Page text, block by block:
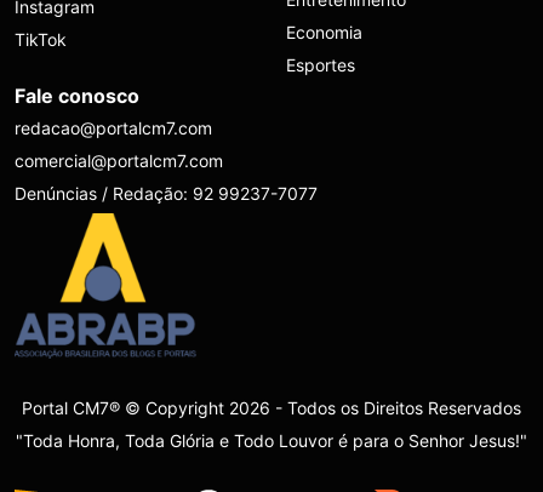
Instagram
TikTok
Economia
Esportes
Fale conosco
redacao@portalcm7.com
comercial@portalcm7.com
Denúncias / Redação: 92 99237-7077
Portal CM7® © Copyright 2026 - Todos os Direitos Reservados
"Toda Honra, Toda Glória e Todo Louvor é para o Senhor Jesus!"